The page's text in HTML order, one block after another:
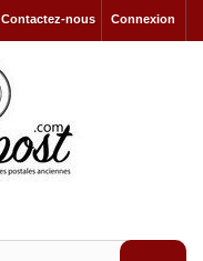
Connexion
Contactez-nous